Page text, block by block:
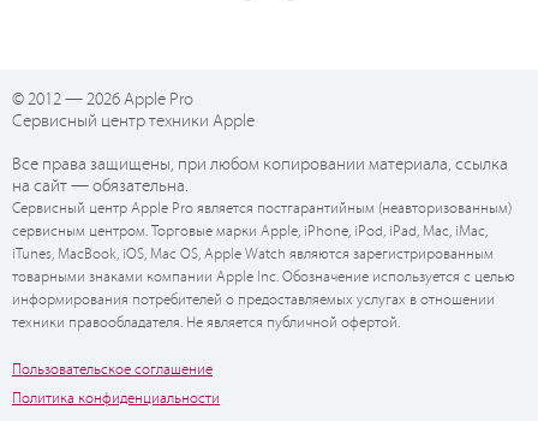
© 2012 — 2026 Apple Pro
Сервисный центр техники Apple
Все права защищены, при любом копировании материала, ссылка
на сайт — обязательна.
Сервисный центр Apple Pro является постгарантийным (неавторизованным)
сервисным центром. Торговые марки Apple, iPhone, iPod, iPad, Mac, iMac,
iTunes, MacBook, iOS, Mac OS, Apple Watch являются зарегистрированным
товарными знаками компании Apple Inc. Обозначение используется с целью
информирования потребителей о предоставляемых услугах в отношении
техники правообладателя. Не является публичной офертой.
Пользовательское соглашение
Политика конфиденциальности